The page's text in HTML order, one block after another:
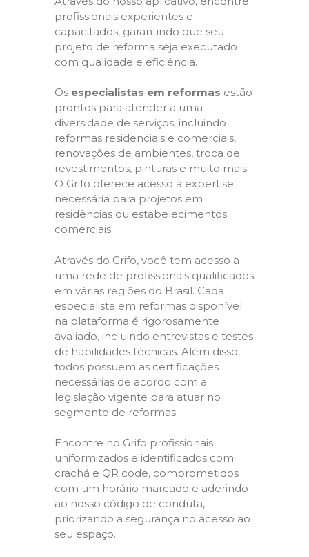
profissionais experientes e
capacitados, garantindo que seu
projeto de reforma seja executado
com qualidade e eficiência.
Os especialistas em reformas estão
prontos para atender a uma
diversidade de serviços, incluindo
reformas residenciais e comerciais,
renovações de ambientes, troca de
revestimentos, pinturas e muito mais.
O Grifo oferece acesso à expertise
necessária para projetos em
residências ou estabelecimentos
comerciais.
Através do Grifo, você tem acesso a
uma rede de profissionais qualificados
em várias regiões do Brasil. Cada
especialista em reformas disponível
na plataforma é rigorosamente
avaliado, incluindo entrevistas e testes
de habilidades técnicas. Além disso,
todos possuem as certificações
necessárias de acordo com a
legislação vigente para atuar no
segmento de reformas.
Encontre no Grifo profissionais
uniformizados e identificados com
crachá e QR code, comprometidos
com um horário marcado e aderindo
ao nosso código de conduta,
priorizando a segurança no acesso ao
seu espaço.